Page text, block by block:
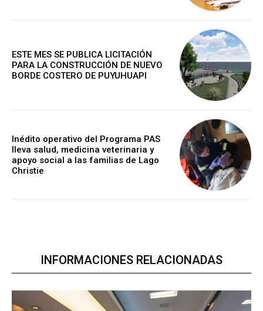
ESTE MES SE PUBLICA LICITACIÓN
PARA LA CONSTRUCCIÓN DE NUEVO
BORDE COSTERO DE PUYUHUAPI
Inédito operativo del Programa PAS
lleva salud, medicina veterinaria y
apoyo social a las familias de Lago
Christie
INFORMACIONES RELACIONADAS